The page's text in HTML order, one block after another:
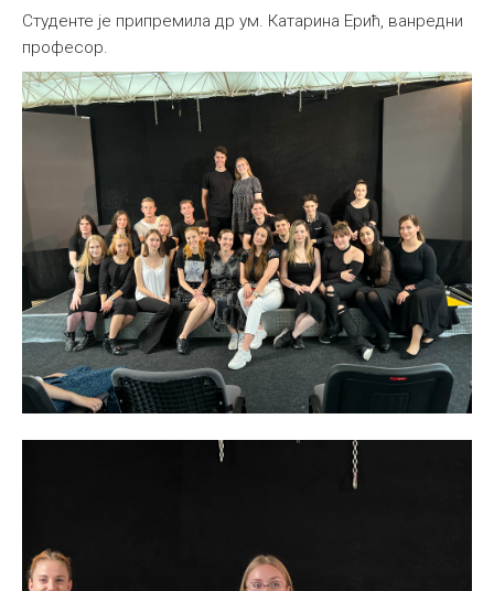
Студенте је припремила др ум. Катарина Ерић, ванредни
професор.